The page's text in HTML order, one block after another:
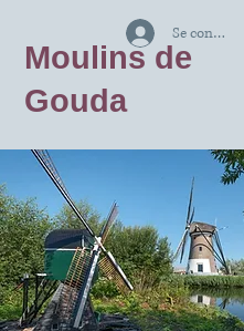
Moulins de
Gouda
Se connecter